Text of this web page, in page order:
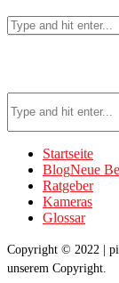
Startseite
BlogNeue
Ratgeber
Kameras
Glossar
Copyright © 2022 |
unserem Copyright.